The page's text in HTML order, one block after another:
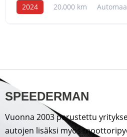
2024 20,000 km
SPEEDERMAN
Vuonna 2003 perustettu
autojen lisäksi myös